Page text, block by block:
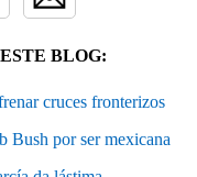
BLOG:
cruces fronterizos
Bush por ser mexicana